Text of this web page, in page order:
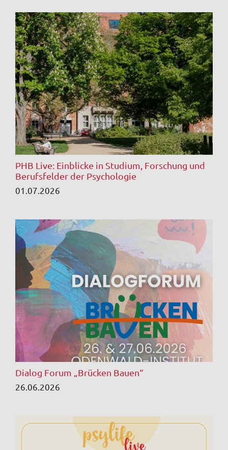
PHB Live: Einblicke in Studium, Forschung und
Berufsfelder der Psychologie
01.07.2026
Dialog Forum „Brücken Bauen“
26.06.2026